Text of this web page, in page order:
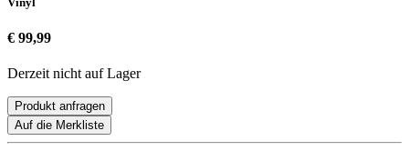
€ 99,99
Derzeit nicht auf Lager
Produkt anfragen
Auf die Merkliste